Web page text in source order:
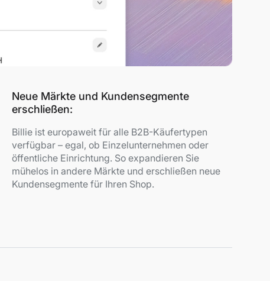
Neue Märkte und Kundensegmente
erschließen:
Billie ist europaweit für alle B2B-Käufertypen
verfügbar – egal, ob Einzelunternehmen oder
öffentliche Einrichtung. So expandieren Sie
mühelos in andere Märkte und erschließen neue
Kundensegmente für Ihren Shop.